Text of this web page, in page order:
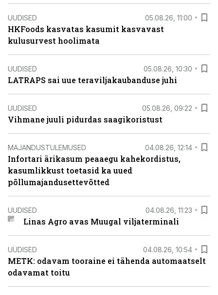
UUDISED 05.08.26, 11:00
HKFoods kasvatas kasumit kasvavast
kulusurvest hoolimata
UUDISED 05.08.26, 10:30
LATRAPS sai uue teraviljakaubanduse juhi
UUDISED 05.08.26, 09:22
Vihmane juuli pidurdas saagikoristust
MAJANDUSTULEMUSED 04.08.26, 12:14
Infortari ärikasum peaaegu kahekordistus,
kasumlikkust toetasid ka uued
põllumajandusettevõtted
UUDISED 04.08.26, 11:23
Linas Agro avas Muugal viljaterminali
UUDISED 04.08.26, 10:54
METK: odavam tooraine ei tähenda automaatselt
odavamat toitu